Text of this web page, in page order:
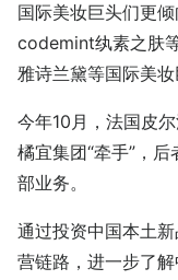
国际美妆巨头们更
codemint纨素之肤
雅诗兰黛等国际美妆
今年10月，法国皮
橘宜集团“牵手”，
部业务。
通过投资中国本土
营链路，进一步了